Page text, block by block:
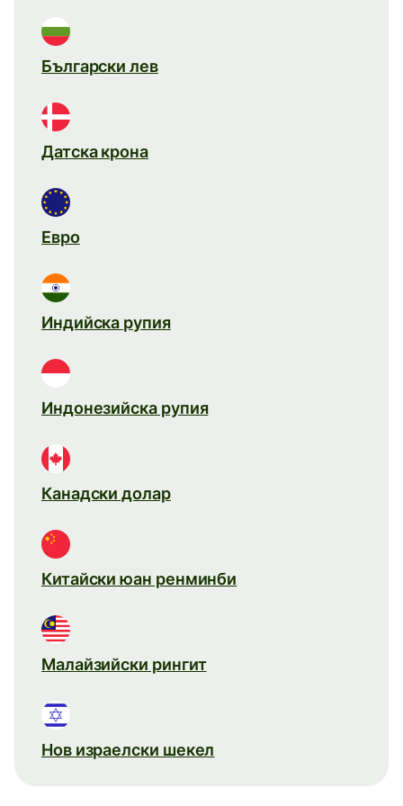
Български лев
Датска крона
Евро
Индийска рупия
Индонезийска рупия
Канадски долар
Китайски юан ренминби
Малайзийски рингит
Нов израелски шекел